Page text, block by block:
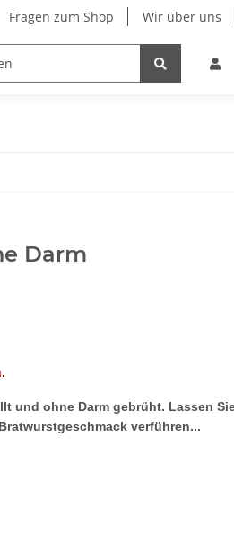
Fragen zum Shop Wir über uns
Darm
und ohne Darm gebrüht. Lassen
verführen...